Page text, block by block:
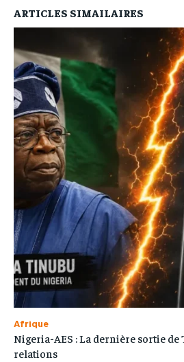
ARTICLES SIMAILAIRES
Afrique
Nigeria-AES : La dernière sortie
relations